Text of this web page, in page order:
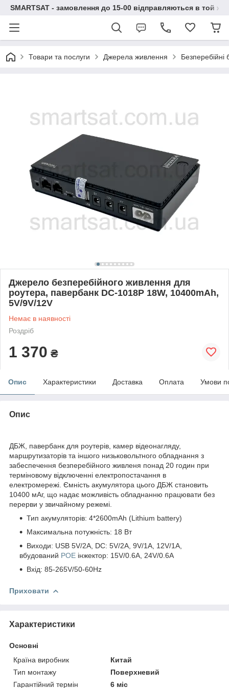
SMARTSAT - замовлення до 15-00 відправляються в той же
Товари та послуги Джерела живлення
Джерело безперебійного живлення для
роутера, павербанк DC-1018P 18W, 10400mAh,
5V/9V/12V
Немає в наявності
Роздріб
1 370 ₴
Опис Характеристики Доставка Оплата Умови
Опис
ДБЖ, павербанк для роутерів, камер відеонагляду,
маршрутизаторів та іншого низьковольтного обладнання з
забеспечення безперебійного живленя понад 20 годин при
терміновому відключенні електропостачання в
електромережі. Ємність акумулятора цього ДБЖ становить
10400 мАг, що надає можливість обладнанню працювати без
перерви у звичайному режемі.
Тип акумуляторів: 4*2600mAh (Lithium battery)
Максимальна потужність: 18 Вт
Виходи: USB 5V/2A, DC: 5V/2A, 9V/1A, 12V/1A,
вбудований POE інжектор: 15V/0.6A, 24V/0.6A
Вхід: 85-265V/50-60Hz
Приховати
Характеристики
Основні
Країна виробник
Китай
Тип монтажу
Поверхневий
Гарантійний термін
6 міс